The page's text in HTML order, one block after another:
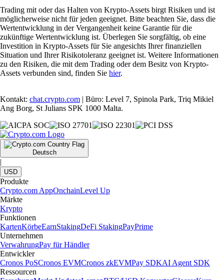
Trading mit oder das Halten von Krypto-Assets birgt Risiken und ist
möglicherweise nicht für jeden geeignet. Bitte beachten Sie, dass die
Wertentwicklung in der Vergangenheit keine Garantie für die
zukünftige Wertentwicklung ist. Überlegen Sie sorgfältig, ob eine
Investition in Krypto-Assets für Sie angesichts Ihrer finanziellen
Situation und Ihrer Risikotoleranz geeignet ist. Weitere Informationen
zu den Risiken, die mit dem Trading oder dem Besitz von Krypto-
Assets verbunden sind, finden Sie hier.
Kontakt: chat.crypto.com | Büro: Level 7, Spinola Park, Triq Mikiel
Ang Borg, St Julians SPK 1000 Malta.
Deutsch
|
USD
Produkte
Crypto.com AppOnchainLevel Up
Märkte
Krypto
Funktionen
KartenKörbeEarnStakingDeFi StakingPayPrime
Unternehmen
VerwahrungPay für Händler
Entwickler
Cronos PoSCronos EVMCronos zkEVMPay SDKAI Agent SDK
Ressourcen